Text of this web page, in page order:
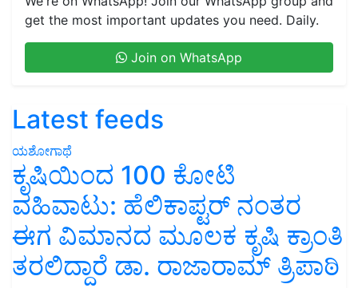
get the most important updates you need. Daily.
Join on WhatsApp
Latest feeds
ಯಶೋಗಾಥೆ
ಕೃಷಿಯಿಂದ 100 ಕೋಟಿ
ವಹಿವಾಟು: ಹೆಲಿಕಾಪ್ಟರ್ ನಂತರ
ಈಗ ವಿಮಾನದ ಮೂಲಕ ಕೃಷಿ ಕ್ರಾಂತಿ
ತರಲಿದ್ದಾರೆ ಡಾ. ರಾಜಾರಾಮ್ ತ್ರಿಪಾಠಿ